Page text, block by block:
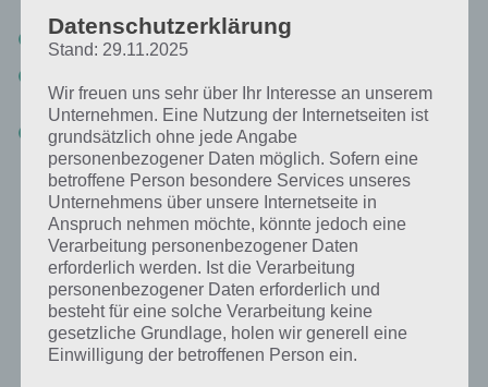
Tägliches BONUS Rätsel:Zur Lösung vom 27.8.2019
27.8.2018, als Lösung gesucht war
Zur Übersicht:4 Bilder 1 Wort Lösungen zu Singapur im August
2019!
Datenschutzerklärung
Stand: 29.11.2025
Wir freuen uns sehr über Ihr Interesse an unserem
Unternehmen. Eine Nutzung der Internetseiten ist
grundsätzlich ohne jede Angabe
personenbezogener Daten möglich. Sofern eine
betroffene Person besondere Services unseres
Unternehmens über unsere Internetseite in
Anspruch nehmen möchte, könnte jedoch eine
Verarbeitung personenbezogener Daten
erforderlich werden. Ist die Verarbeitung
personenbezogener Daten erforderlich und
besteht für eine solche Verarbeitung keine
gesetzliche Grundlage, holen wir generell eine
Einwilligung der betroffenen Person ein.